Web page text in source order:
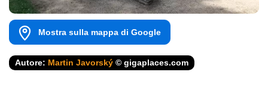
Mostra sulla mappa di Google
Autore: Martin Javorský © gigaplaces.com